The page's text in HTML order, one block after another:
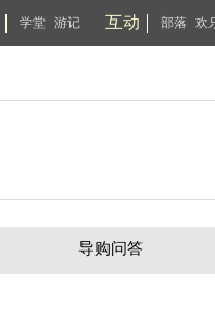
学堂 游记 互动 部落 欢
导购问答